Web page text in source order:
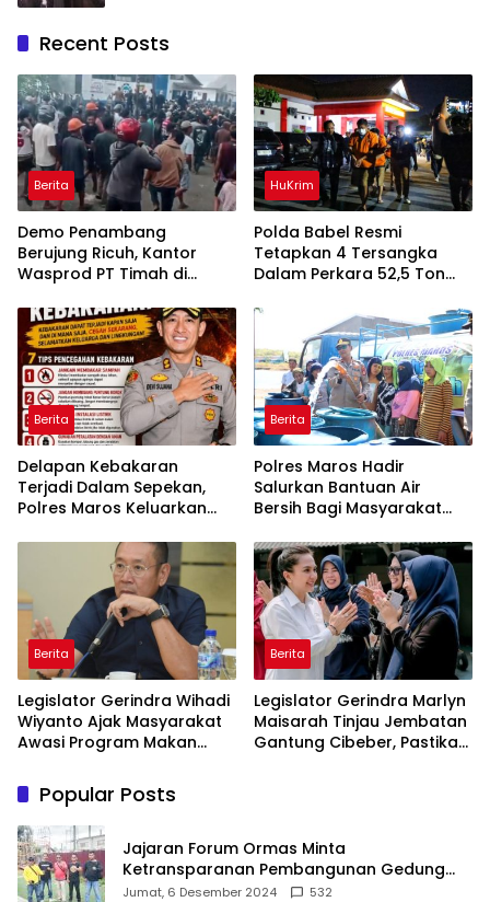
Recent Posts
Berita
Demo Penambang
Berujung Ricuh, Kantor
Wasprod PT Timah di
HuKrim
Polda Babel Resmi
Tetapkan 4 Tersangka
Dalam Perkara 52,5 Ton
Belitung
Berita
Delapan Kebakaran
Terjadi Dalam Sepekan,
Polres Maros Keluarkan
Masyarakat
Berita
Polres Maros Hadir
Salurkan Bantuan Air
Bersih Bagi Masyarakat
Di Maros
Berita
Legislator Gerindra Wihadi
Wiyanto Ajak Masyarakat
Awasi Program Makan
Sasaran
Berita
Legislator Gerindra Marlyn
Maisarah Tinjau Jembatan
Gantung Cibeber, Pastikan
Popular Posts
Jajaran Forum Ormas Minta
Ketransparanan Pembangunan Gedung
Damkar Di Kecamatan Cisoka
Jumat, 6 Desember 2024 532